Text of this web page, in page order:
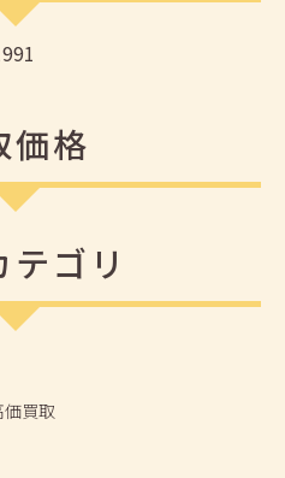
価格
テゴリ
価買取